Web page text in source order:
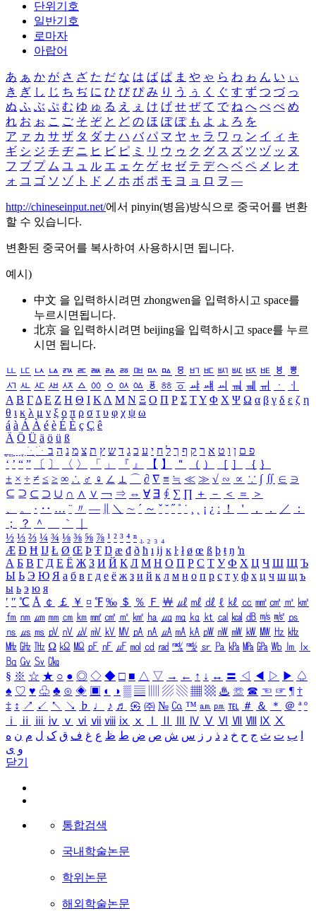
단위기호
일반기호
로마자
아랍어
あ ぁ か が さ ざ た だ な は ば ぱ ま や ゃ ら わ ゎ ん い ぃ
き ぎ し じ ち ぢ に ひ び ぴ み り う ぅ く ぐ す ず つ づ っ
ぬ ふ ぶ ぷ む ゆ ゅ る え ぇ け げ せ ぜ て で ね へ べ ぺ め
れ お ぉ こ ご そ ぞ と ど の ほ ぼ ぽ も よ ょ ろ を
ア ァ カ サ ザ タ ダ ナ ハ バ パ マ ヤ ャ ラ ワ ヮ ン イ ィ キ
ギ シ ジ チ ヂ ニ ヒ ビ ピ ミ リ ウ ゥ ク グ ス ズ ツ ヅ ッ ヌ
フ ブ プ ム ユ ュ ル エ ェ ケ ゲ セ ゼ テ デ ヘ ベ ペ メ レ オ
ォ コ ゴ ソ ゾ ト ド ノ ホ ボ ポ モ ヨ ョ ロ ヲ ―
http://chineseinput.net/에서 pinyin(병음)방식으로 중국어를 변환
할 수 있습니다.
변환된 중국어를 복사하여 사용하시면 됩니다.
예시)
中文 을 입력하시려면 zhongwen을 입력하시고 space를
누르시면됩니다.
北京 을 입력하시려면 beijing을 입력하시고 space를 누르
시면 됩니다.
ㅥ ㅦ ㅧ ㅨ ㅩ ㅪ ㅫ ㅬ ㅭ ㅮ ㅯ ㅰ ㅱ ㅲ ㅳ ㅴ ㅵ ㅶ ㅷ ㅸ
ㅹ
ㅺ ㅻ ㅼ ㅽ ㅾ ㅿ ㆀ ㆁ ㆂ ㆃ ㆄ ㆅ ㆆ ㆇ ㆈ ㆉ ㆊ ㆋ ㆌ ㆍ
ㆎ
Α Β ΓΔ Ε Ζ Η Θ Ι ΚΛ Μ Ν Ξ Ο Π Ρ Σ ΤΥ Φ Χ Ψ Ω α β γ δ ε ζ η
θ ι κ λ μ ν ξ ο π ρ σ τ υ φ χ ψ ω
á à Á À é è É È ç Ç ê
Ä Ö Ü ä ö ü ß
ִֶֹ ֻּ ׁׂ פ ם ן ו ט א ר ק ף ך ל ח י ע כ ג ד ש ץ ת צ מ נ ה ב
‘ ’ “ ” 〔 〕 〈 〉 「 」 『 』 【 】 ＂ （ ） ［ ］ ｛ ｝
± × ÷ ≠ ≤ ≥ ∞ ∴ ♂ ♀ ∠ ⊥ ⌒ ∂ ∇ ≡ ≒ ≪ ≫ √ ∽ ∝ ∵ ∫ ∬ ∈ ∋
⊆ ⊇ ⊂ ⊃ ∪ ∩ ∧ ∨ ￢ ⇒ ⇔ ∀ ∃ ∮ ∑ ∏ ＋ － ＜ ＝
＞
、
。 · ‥ … ¨ 〃 ― ＼ ∼ ´ ～ ˇ ˘ ˝ ˚ ˙ ¸ ¡ ¿ ː ！ ＇ ， ． ／
：
；
？ ＾ ｀
½ ⅓ ⅔ ¼ ¾ ⅛ ⅜ ⅝ ⅞ ¹ ² ³ ⁴ ⁿ ₁ ₂ ₃ ₄
Æ Ð Ħ Ĳ Ł Ø Œ Þ Ŧ Ŋ æ đ ð ħ ı ĳ ĸ ŀ ł ø œ ß þ ŧ ŋ ŉ
А Б В Г Д Е Ё Ж З И Й К Л М Н О П Р С Т У Ф Х Ц Ч Ш Щ Ъ
Ы Ь Э Ю Я а б в г д е ё ж з и й к л м н о п р с т у ф х ц ч ш щ ъ
ы ь э ю я
′ ″ ℃ Å ￠ ￡ ￥ ¤ ℉ ‰ ＄ ％ Ｆ ￦ ㎕ ㎖ ㎗ ℓ ㎘ ㏄ ㎣ ㎤ ㎥ ㎦
㎙ ㎚ ㎛ ㎜ ㎝ ㎞ ㎟ ㎠ ㎡ ㎢ ㏊ ㎍ ㎎ ㎏ ㏏ ㎈ ㎉ ㏈ ㎧ ㎨ ㎰
㎱ ㎲ ㎳ ㎴ ㎵ ㎶ ㎷ ㎸ ㎹ ㎀ ㎁ ㎂ ㎃ ㎄ ㎺ ㎻ ㎽ ㎾ ㎿ ㎐ ㎑
㎒ ㎓ ㎔ Ω ㏀ ㏁ ㎊ ㎋ ㎌ ㏖ ㏅ ㎭ ㎮ ㎯ ㏛ ㎩ ㎪ ㎫ ㎬ ㏝ ㏐
㏓
㏃ ㏉ ㏜ ㏆
§ ※ ☆ ★ ○ ● ◎ ◇ ◆ □ ■ △ ▽ → ← ↑ ↓ ↔ 〓 ◁ ◀ ▷ ▶ ♤
♠ ♡ ♥ ♧ ♣ ⊙ ◈ ▣ ◐ ◑ ▒ ▤ ▨ ▧ ▦ ▩ ♨ ☏ ☎ ☜ ☞ ¶ †
‡ ↕ ↗ ↙ ↖ ↘ ♭ ♩ ♪ ♬ ㉿ ㈜ № ㏇ ™ ㏂ ㏘ ℡ ＃ ＆ ＊ ＠ ª º
ⅰ
ⅱ ⅲ ⅳ ⅴ ⅵ ⅶ ⅷ ⅸ ⅹ Ⅳ Ⅴ Ⅵ Ⅶ Ⅷ Ⅸ Ⅹ
ب ت ث ج ح خ د ذ ر ز س ش ص ض ط ظ ع غ ف ق ک ل م ن ه
و ی
닫기
통합검색
국내학술논문
학위논문
해외학술논문